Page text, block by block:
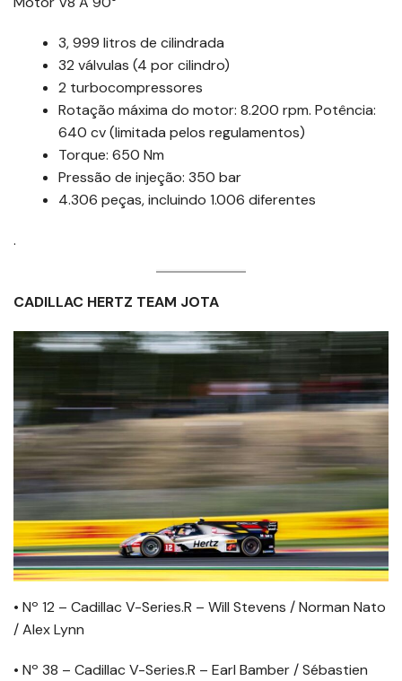
3, 999 litros de cilindrada
32 válvulas (4 por cilindro)
2 turbocompressores
Rotação máxima do motor: 8.200 rpm. Potência:
640 cv (limitada pelos regulamentos)
Torque: 650 Nm
Pressão de injeção: 350 bar
4.306 peças, incluindo 1.006 diferentes
.
CADILLAC HERTZ TEAM JOTA
• Nº 12 – Cadillac V-Series.R – Will Stevens / Norman Nato
/ Alex Lynn
• Nº 38 – Cadillac V-Series.R – Earl Bamber / Sébastien